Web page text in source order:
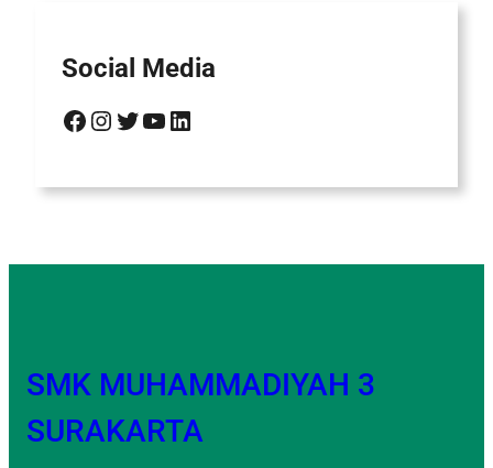
Social Media
Facebook Instagram Twitter YouTube LinkedIn
SMK MUHAMMADIYAH 3
SURAKARTA